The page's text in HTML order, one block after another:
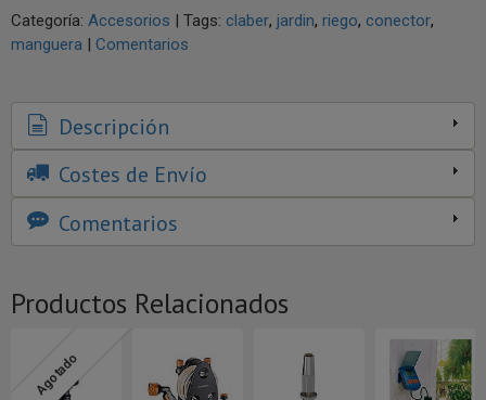
Categoría: Accesorios | Tags: claber jardin riego conector
manguera | Comentarios
Descripción
Costes de Envío
Comentarios
Productos Relacionados
Agotado